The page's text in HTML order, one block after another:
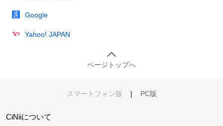
Google
Yahoo! JAPAN
ページトップへ
スマートフォン版 | PC版
CiNiiについて